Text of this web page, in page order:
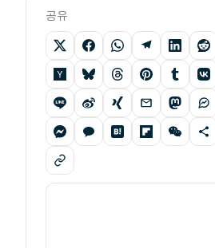
공유